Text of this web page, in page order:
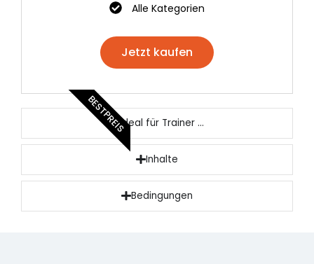
Alle Kategorien
Jetzt kaufen
BESTPREISIdeal für Trainer ...
Inhalte
Bedingungen